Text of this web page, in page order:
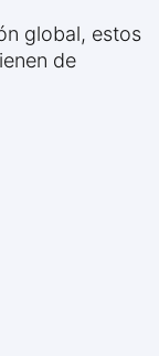
global, estos
de